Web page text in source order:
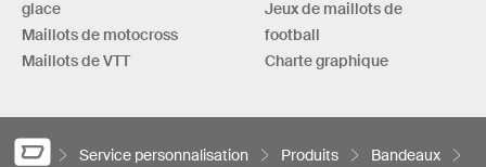
glace
Maillots de motocross
Maillots de VTT
Jeux de maillots de
football
Charte graphique
Service personnalisation Produits
Bandeaux